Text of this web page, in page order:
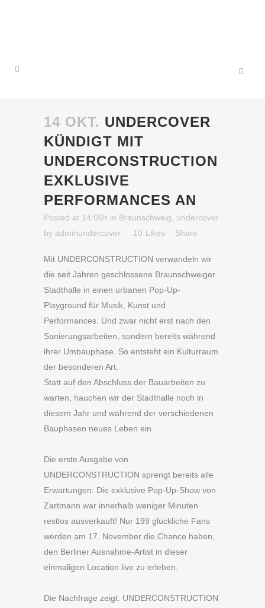
14 OKT. UNDERCOVER
KÜNDIGT MIT
UNDERCONSTRUCTION
EXKLUSIVE
PERFORMANCES AN
Posted at 14:06h in Braunschweig
undercover
by adminundercover 10 Likes Share
Mit UNDERCONSTRUCTION verwandeln wir
die seit Jahren geschlossene Braunschweiger
Stadthalle in einen urbanen Pop-Up-
Playground für Musik, Kunst und
Performances. Und zwar nicht erst nach den
Sanierungsarbeiten, sondern bereits während
ihrer Umbauphase. So entsteht ein Kulturraum
der besonderen Art.
Statt auf den Abschluss der Bauarbeiten zu
warten, hauchen wir der Stadthalle noch in
diesem Jahr und während der verschiedenen
Bauphasen neues Leben ein.
Die erste Ausgabe von
UNDERCONSTRUCTION sprengt bereits alle
Erwartungen: Die exklusive Pop-Up-Show von
Zartmann war innerhalb weniger Minuten
restlos ausverkauft! Nur 199 glückliche Fans
werden am 17. November die Chance haben,
den Berliner Ausnahme-Artist in dieser
einmaligen Location live zu erleben.
Die Nachfrage zeigt: UNDERCONSTRUCTION